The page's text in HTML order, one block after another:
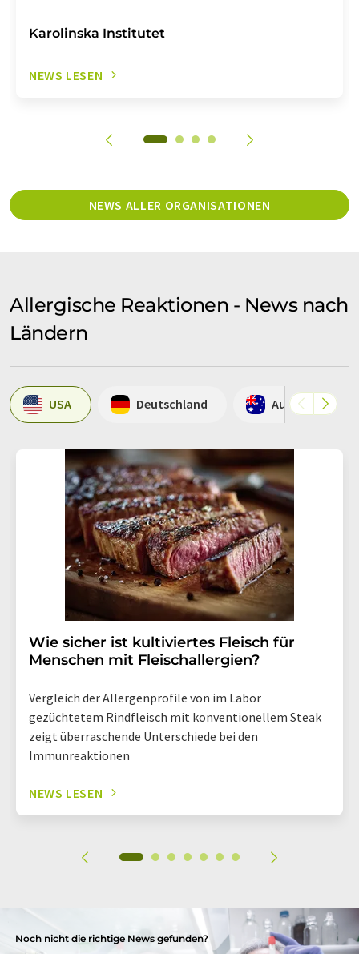
Karolinska Institutet
NEWS LESEN
NEWS ALLER ORGANISATIONEN
Allergische Reaktionen - News nach
Ländern
USA Deutschland Australien
Wie sicher ist kultiviertes Fleisch für
Menschen mit Fleischallergien?
Vergleich der Allergenprofile von im Labor
gezüchtetem Rindfleisch mit konventionellem Steak
zeigt überraschende Unterschiede bei den
Immunreaktionen
NEWS LESEN
Noch nicht die richtige News gefunden?